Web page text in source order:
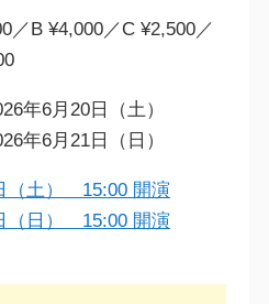
／B ¥4,000／C ¥2,500／
年6月20日（土）
年6月21日（日）
（土） 15:00 開演
（日） 15:00 開演